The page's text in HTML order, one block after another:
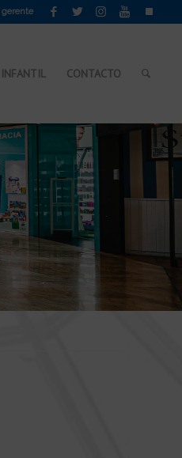
gerente
CONTACTO